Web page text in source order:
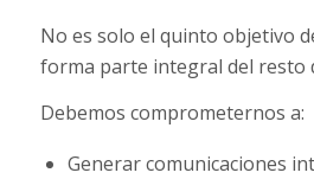
No es solo el quinto objetivo
forma parte integral del resto
Debemos comprometernos a:
Generar comunicaciones